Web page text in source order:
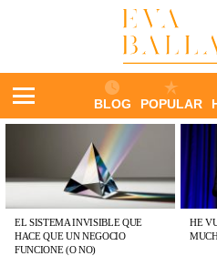
BLOG POPULAR
PUBLICACIONES
EL SISTEMA INVISIBLE QUE
HACE QUE UN NEGOCIO
FUNCIONE (O NO)
HE